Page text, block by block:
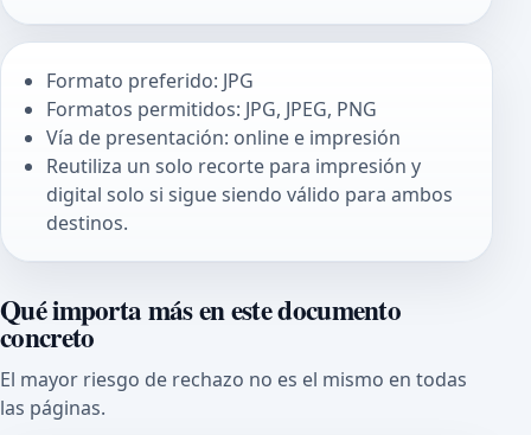
Formato preferido: JPG
Formatos permitidos: JPG, JPEG, PNG
Vía de presentación: online e impresión
Reutiliza un solo recorte para impresión y
digital solo si sigue siendo válido para ambos
destinos.
Qué importa más en este documento
concreto
El mayor riesgo de rechazo no es el mismo en todas
las páginas.